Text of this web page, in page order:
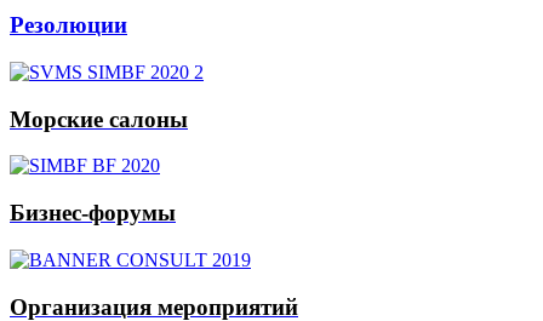
Резолюции
Морские салоны
Бизнес-форумы
Организация мероприятий